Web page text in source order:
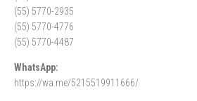
(55) 5770-2935
(55) 5770-4776
(55) 5770-4487
WhatsApp:
https://wa.me/5215519911666/